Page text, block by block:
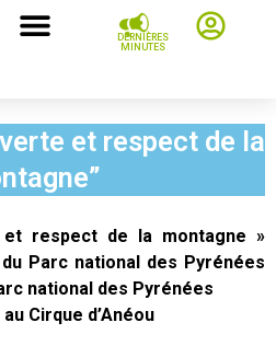
DERNIÈRES
MINUTES
et respect de la
respect de la montagne »
Parc national des Pyrénées
national des Pyrénées
Cirque d’Anéou